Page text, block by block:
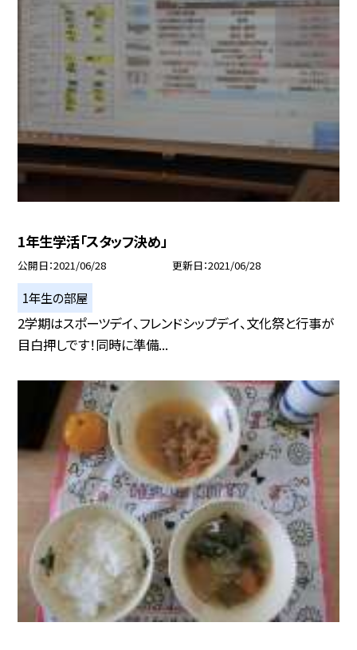
1年生学活「スタッフ決め」
公開日 2021/06/28 更新日 2021/06/28
1年生の部屋
2学期はスポーツデイ、フレンドシップデイ、文化祭と行事が
目白押しです！同時に準備...